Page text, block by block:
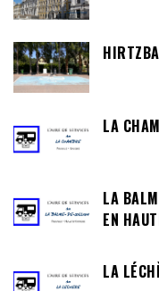
LA
LA
EN
LA